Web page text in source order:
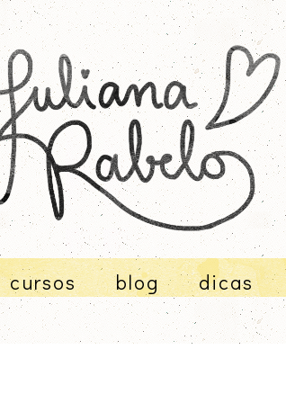
cursos blog dicas